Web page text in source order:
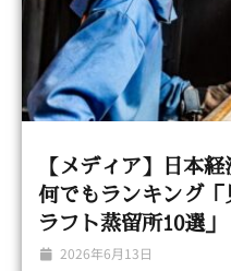
【メディア】日本
何でもランキング
ラフト蒸留所10選」
2026年6月13日